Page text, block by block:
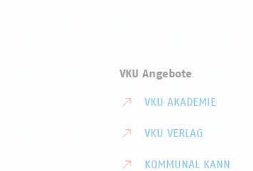
VKU Angebote
VKU AKADEMIE
VKU VERLAG
KOMMUNAL KANN